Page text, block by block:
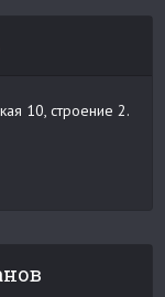
10, строение 2.